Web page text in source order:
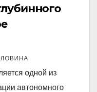
одной из
автономного